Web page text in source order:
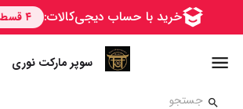
سوپر مارکت نوری